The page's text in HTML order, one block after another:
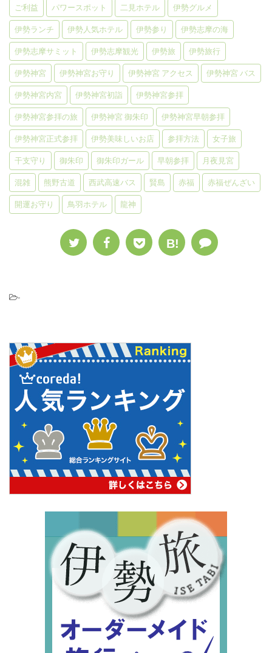
ご利益 パワースポット 二見ホテル 伊勢グルメ
伊勢ランチ 伊勢人気ホテル 伊勢参り 伊勢志摩の海
伊勢志摩サミット 伊勢志摩観光 伊勢旅 伊勢旅行
伊勢神宮 伊勢神宮お守り 伊勢神宮 アクセス 伊勢神宮 バス
伊勢神宮内宮 伊勢神宮初詣 伊勢神宮参拝
伊勢神宮参拝の旅 伊勢神宮 御朱印 伊勢神宮早朝参拝
伊勢神宮正式参拝 伊勢美味しいお店 参拝方法 女子旅
干支守り 御朱印 御朱印ガール 早朝参拝 月夜見宮
混雑 熊野古道 西武高速バス 賢島 赤福 赤福ぜんざい
開運お守り 鳥羽ホテル 龍神
B!
-